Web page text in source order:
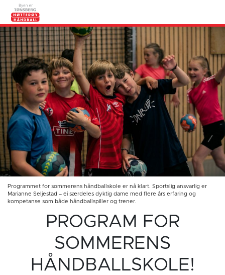
Programmet for sommerens håndballskole er nå klart. Sportslig ansvarlig er
Marianne Seljestad – ei særdeles dyktig dame med flere års erfaring og
kompetanse som både håndballspiller og trener.
PROGRAM FOR
SOMMERENS
HÅNDBALLSKOLE!